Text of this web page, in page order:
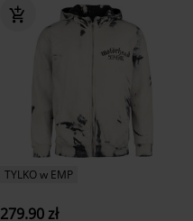
TYLKO w EMP
279.90 zł